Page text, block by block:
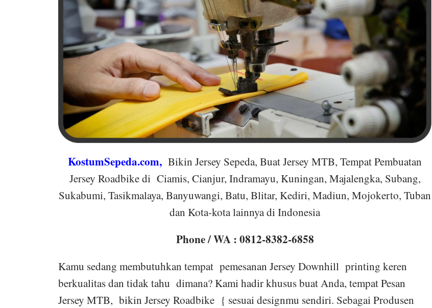
KostumSepeda.com,Bikin Jersey Sepeda, Buat Jersey MTB, Tempat Pembuatan
Jersey Roadbike di Ciamis, Cianjur, Indramayu, Kuningan, Majalengka, Subang,
Sukabumi, Tasikmalaya, Banyuwangi, Batu, Blitar, Kediri, Madiun, Mojokerto, Tuban
dan Kota-kota lainnya di Indonesia
Phone / WA : 0812-8382-6858
Kamu sedang membutuhkan tempat pemesanan Jersey Downhill printing keren
berkualitas dan tidak tahu dimana? Kami hadir khusus buat Anda, tempat Pesan
Jersey MTB, bikin Jersey Roadbike { sesuai designmu sendiri. Sebagai Produsen